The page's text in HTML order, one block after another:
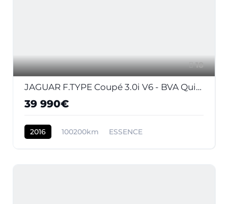
18
JAGUAR F.TYPE Coupé 3.0i V6 - BVA Quickshift - Stop/Start COUPE S PHASE 1
39 990€
2016 100200km ESSENCE